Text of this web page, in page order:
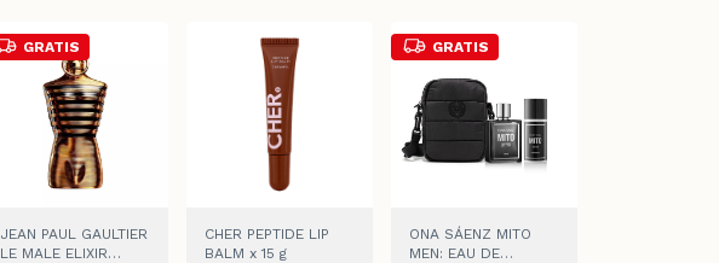
GRATIS
JEAN PAUL GAULTIER
LE MALE ELIXIR
CHER PEPTIDE LIP
BALM x 15 g
GRATIS
ONA SÁENZ MITO
MEN: EAU DE